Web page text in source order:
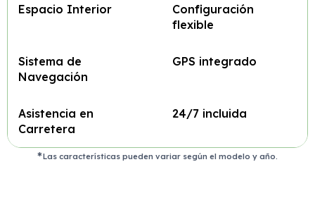
Espacio Interior
Configuración
flexible
Sistema de
Navegación
GPS integrado
Asistencia en
Carretera
24/7 incluida
Las características pueden variar según el modelo y año.